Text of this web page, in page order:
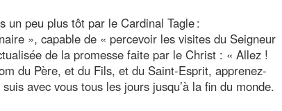
un peu plus tôt par le Cardinal Tagle :
», capable de « percevoir les visites du Seigneur
de la promesse faite par le Christ : « Allez !
du Père, et du Fils, et du Saint-Esprit, apprenez-
avec vous tous les jours jusqu’à la fin du monde.